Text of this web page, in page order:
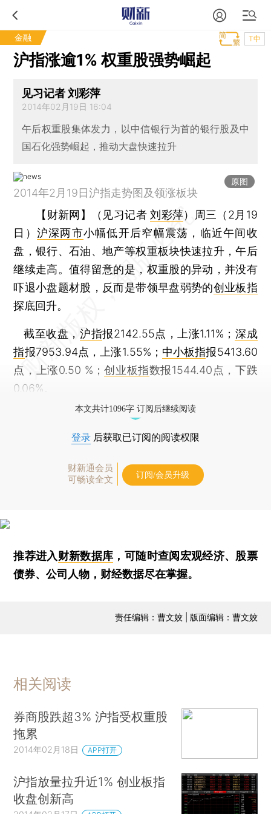
金融 T中
沪指涨逾1% 权重股强势崛起
见习记者 刘彩萍
2014年02月19日 16:04
午后权重股集体发力，以中信银行为首的银行股及中
国石化强势崛起，推动大盘快速拉升
原图
2014年2月19日沪指走势图及领涨板块
【财新网】（见习记者刘彩萍）
周三（2月19
日） 沪深两市小幅低开后窄幅震荡，临近午间收
盘，银行、石油、地产等权重板块快速拉升，午后
继续走高。值得留意的是，权重股的异动，并没有
吓退小盘题材股，反而是带领早盘弱势的创业板指
探底回升。
截至收盘， 沪指报2142.55点，上涨1.11%； 深成
指报7953.94点，上涨1.55%； 中小板指报5413.60
点，上涨0.50 %； 创业板指数报1544.40点，下跌
0.06%。
本文共计1096字 订阅后继续阅读
登录 后获取已订阅的阅读权限
财新通会员
可畅读全文
订阅/会员升级
推荐进入财新数据库 ，可随时查阅宏观经济、股票
债券、公司人物，财经数据尽在掌握。
责任编辑：曹文姣 | 版面编辑：曹文姣
相关阅读
券商股跌超3% 沪指受权重股
拖累
2014年02月18日 APP打开
沪指放量拉升近1% 创业板指
收盘创新高